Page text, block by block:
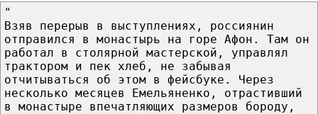
"
Взяв перерыв в выступлениях, россиянин
отправился в монастырь на горе Афон. Там он
работал в столярной мастерской, управлял
трактором и пек хлеб, не забывая
отчитываться об этом в фейсбуке. Через
несколько месяцев Емельяненко, отрастивший
в монастыре впечатляющих размеров бороду,